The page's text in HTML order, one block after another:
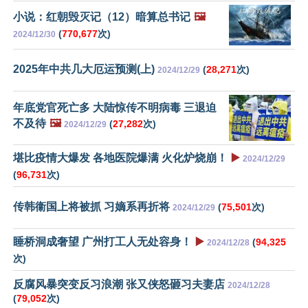
小说：红朝毁灭记（12）暗算总书记 🖼️
2024/12/30 (770,677次)
2025年中共几大厄运预测(上) 2024/12/29 (28,271次)
年底党官死亡多 大陆惊传不明病毒 三退迫
不及待 🖼️ 2024/12/29 (27,282次)
堪比疫情大爆发 各地医院爆满 火化炉烧崩！ ▶️ 2024/12/29
(96,731次)
传韩衞国上将被抓 习嫡系再折将 2024/12/29 (75,501次)
睡桥洞成奢望 广州打工人无处容身！ ▶️ 2024/12/28 (94,325
次)
反腐风暴突变反习浪潮 张又侠怒砸习夫妻店 2024/12/28
(79,052次)